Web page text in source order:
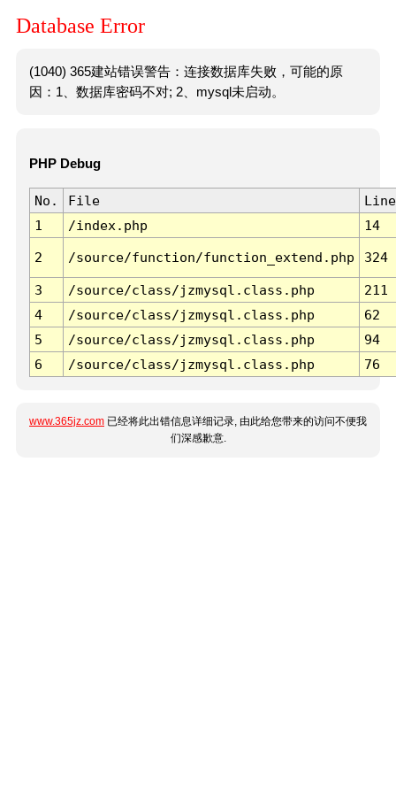
Database Error
(1040) 365建站错误警告：连接数据库失败，可能的原
因：1、数据库密码不对; 2、mysql未启动。
PHP Debug
No. File
Line
1
/index.php 14
2 /source/function/function_extend.php 324
3 /source/class/jzmysql.class.php
211
4
/source/class/jzmysql.class.php
62
5
/source/class/jzmysql.class.php
94
6
/source/class/jzmysql.class.php 76
www.365jz.com 已经将此出错信息详细记录, 由此给您带来的访问不便我
们深感歉意.